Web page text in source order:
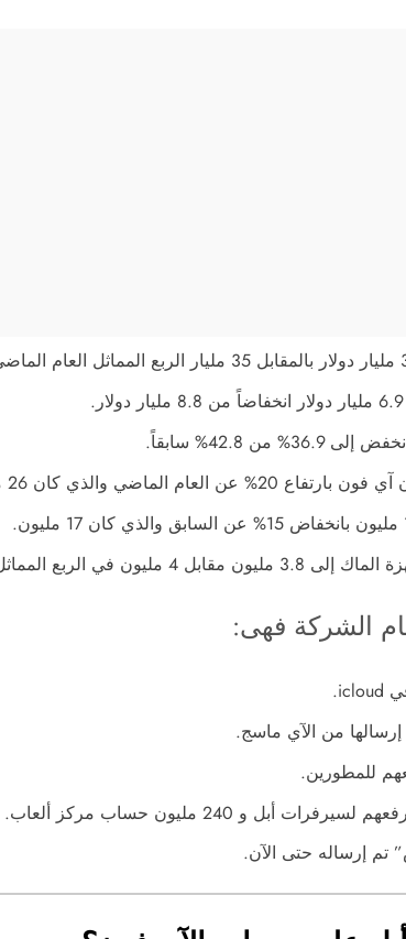
من 42.8% سابقاً.
4 مليون في الربع المماثل.
الشركة فهى: